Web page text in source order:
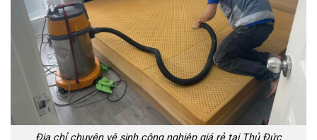
Địa chỉ chuyên vệ sinh công nghiệp giá rẻ tại Thủ Đức